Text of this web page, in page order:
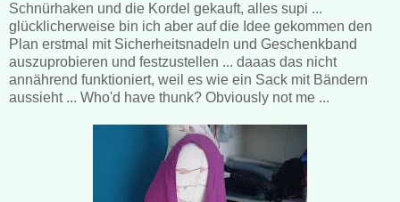
Schnürhaken und die Kordel gekauft, alles supi ...
glücklicherweise bin ich aber auf die Idee gekommen den
Plan erstmal mit Sicherheitsnadeln und Geschenkband
auszuprobieren und festzustellen ... daaas das nicht
annährend funktioniert, weil es wie ein Sack mit Bändern
aussieht ... Who'd have thunk? Obviously not me ...